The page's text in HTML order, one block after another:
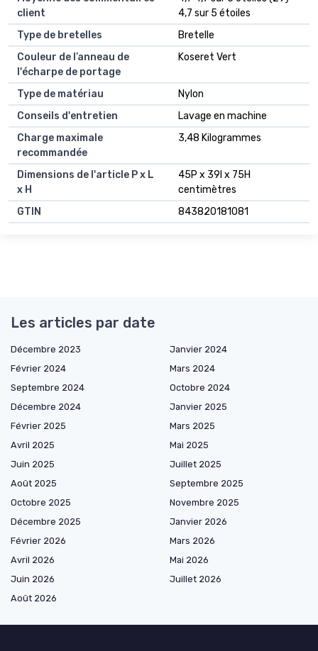
client
4,7 sur 5 étoiles
Type de bretelles
Bretelle
Couleur de l’anneau de
l'écharpe de portage
Koseret Vert
Type de matériau
Nylon
Conseils d'entretien
Lavage en machine
Charge maximale
recommandée
3,48 Kilogrammes
Dimensions de l'article P x L
x H
45P x 39l x 75H
centimètres
GTIN
843820181081
Les articles par date
Décembre 2023
Janvier 2024
Février 2024
Mars 2024
Septembre 2024
Octobre 2024
Décembre 2024
Janvier 2025
Février 2025
Mars 2025
Avril 2025
Mai 2025
Juin 2025
Juillet 2025
Août 2025
Septembre 2025
Octobre 2025
Novembre 2025
Décembre 2025
Janvier 2026
Février 2026
Mars 2026
Avril 2026
Mai 2026
Juin 2026
Juillet 2026
Août 2026